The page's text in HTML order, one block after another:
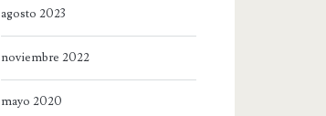
agosto 2023
noviembre 2022
mayo 2020